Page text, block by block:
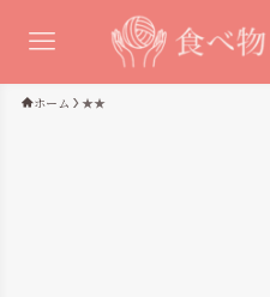
ホーム ★★